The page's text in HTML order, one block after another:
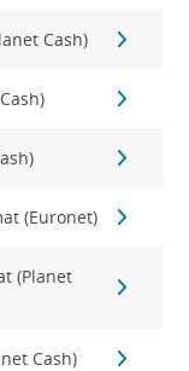
Cash)
(Euronet)
(Planet
Cash)